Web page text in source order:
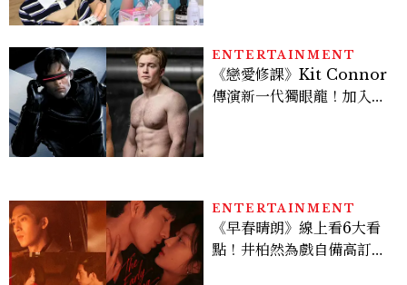
ENTERTAINMENT
《戀愛修課》Kit Connor
傳演新一代獨眼龍！加入新
ENTERTAINMENT
《早春晴朗》線上看6大看
點！井柏然為戲自備高訂，